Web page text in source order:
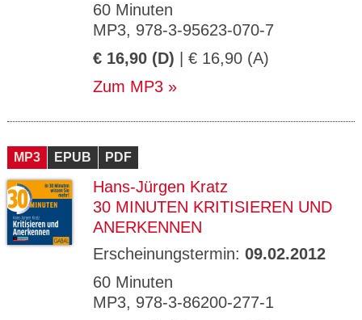
60 Minuten
MP3, 978-3-95623-070-7
€ 16,90 (D) | € 16,90 (A)
Zum MP3
MP3 EPUB PDF
Hans-Jürgen Kratz
30 MINUTEN KRITISIEREN UND
ANERKENNEN
Erscheinungstermin: 09.02.2012
60 Minuten
MP3, 978-3-86200-277-1